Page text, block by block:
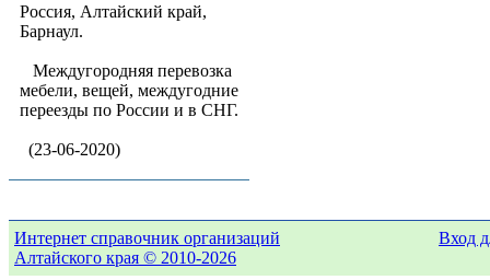
Россия, Алтайский край,
Барнаул.
Междугородняя перевозка
мебели, вещей, междугодние
переезды по России и в СНГ.
(23-06-2020)
Интернет справочник организаций
Алтайского края © 2010-2026
Вход